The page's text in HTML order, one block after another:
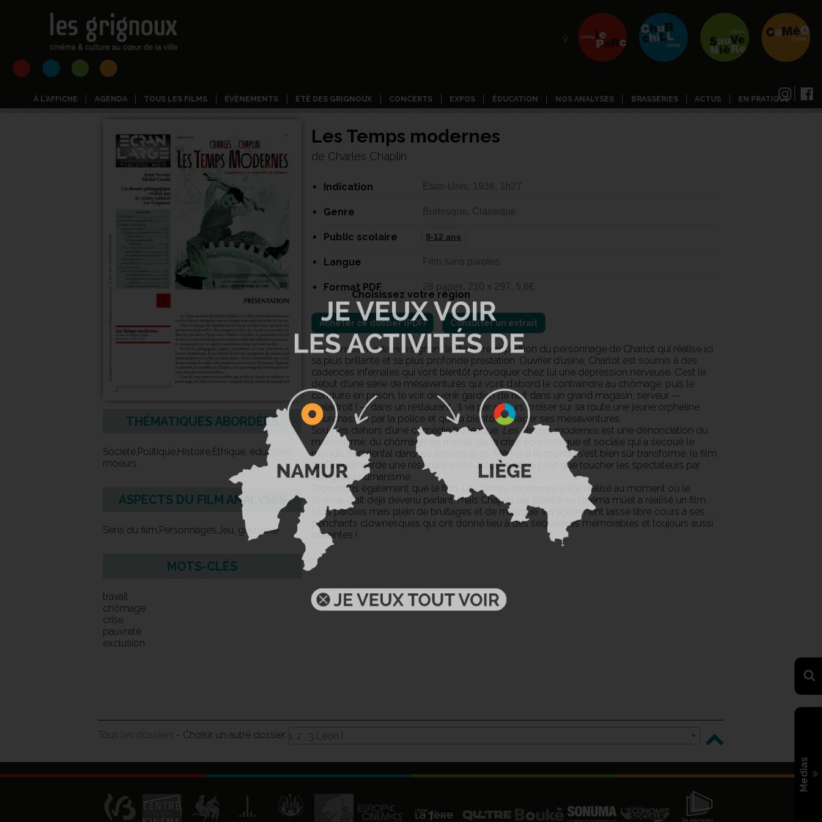
Medias
À L'AFFICHE AGENDA TOUS LES FILMS ÉVÉNEMENTS ÉTÉ DES GRIGNOUX CONCERTS EXPOS ÉDUCATION NOS ANALYSES BRASSERIES ACTUS EN PRATIQUE
THÉMATIQUES ABORDÉES
Société,Politique,Histoire,Éthique, éducation,
moeurs
ASPECTS DU FILM ANALYSÉS
Sens du film,Personnages,Jeu, gestuelle
MOTS-CLÉS
travail
chômage
crise
pauvreté
exclusion
Les Temps modernes
de Charles Chaplin
Indication États-Unis, 1936, 1h27
Genre Burlesque, Classique
Public scolaire 9-12 ans
Langue Film sans paroles
Format PDF 28 pages, 210 x 297, 5,6€
Consulter un extrait
Les Temps modernessignent la dernière apparition du personnage de Charlot qui réalise ici
sa plus brillante et sa plus profonde prestation. Ouvrier d’usine, Charlot est soumis à des
cadences infernales qui vont bientôt provoquer chez lui une dépression nerveuse. C’est le
début d’une série de mésaventures qui vont d’abord le contraindre au chômage, puis le
conduire en prison, le voir devenir gardien de nuit dans un grand magasin, serveur —
maladroit ! — dans un restaurant… Il va par ailleurs croiser sur sa route une jeune orpheline
pourchassée par la police et qui va bientôt partager ses mésaventures.
Sous les dehors d’une comédie burlesque, Les Temps modernesest une dénonciation du
machinisme, du chômage de masse, de la crise économique et sociale qui a secoué le
monde occidental dans les années 1930. Même si le monde s’est bien sûr transformé, le film
de Chaplin garde une résonance très actuelle et ne peut que toucher les spectateurs par
son grand humanisme.
Rappelons également que le film
Les Temps modernes
a été réalisé au moment où le
cinéma était déjà devenu parlant, mais Chaplin par fidélité au cinéma muet a réalisé un film
sans paroles mais plein de bruitages et de musique. Il a également laissé libre cours à ses
penchants clownesques qui ont donné lieu à des séquences mémorables et toujours aussi
hilarantes !
Tous les dossiers - Choisir un autre dossier 1, 2 , 3 Léon !
Choisissez votre région